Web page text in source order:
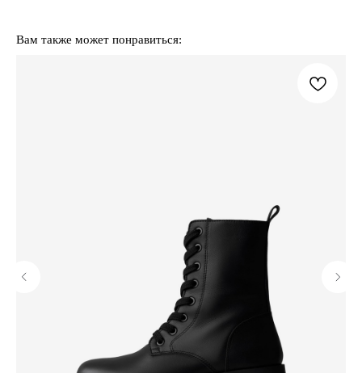
Вам также может понравиться: